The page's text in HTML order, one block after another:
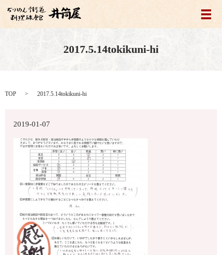
メ
2017.5.14tokikuni-hi
TOP 2017.5.14tokikuni-hi
2019-01-07